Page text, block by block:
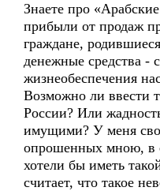
Знаете про
прибыли от продаж
граждане,
денежные средства -
жизнеобеспечения
Возможно ли ввести
России? Или
имущими? У меня
опрошенных мною, в
хотели бы иметь
считает, что такое